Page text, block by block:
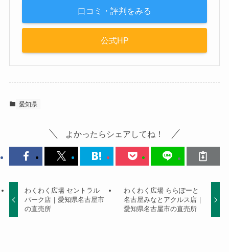
口コミ・評判をみる
公式HP
愛知県
よかったらシェアしてね！
わくわく広場 セントラル
パーク店｜愛知県名古屋市
の直売所
わくわく広場 ららぽーと
名古屋みなとアクルス店｜
愛知県名古屋市の直売所